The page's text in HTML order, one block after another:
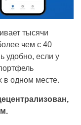
тысячи
чем с 40
удобно, если у
в одном месте.